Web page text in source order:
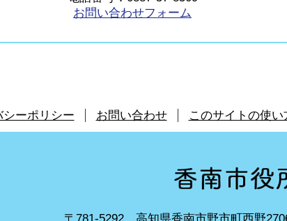
お問い合わせフォーム
シーポリシー お問い合わせ このサイトの使い